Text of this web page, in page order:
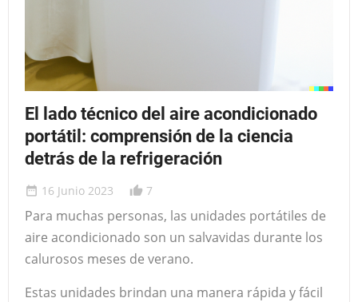
El lado técnico del aire acondicionado
portátil: comprensión de la ciencia
detrás de la refrigeración
date_range 16 Junio 2023 thumb_up_alt
7
Para muchas personas, las unidades portátiles de
aire acondicionado son un salvavidas durante los
calurosos meses de verano.
Estas unidades brindan una manera rápida y fácil